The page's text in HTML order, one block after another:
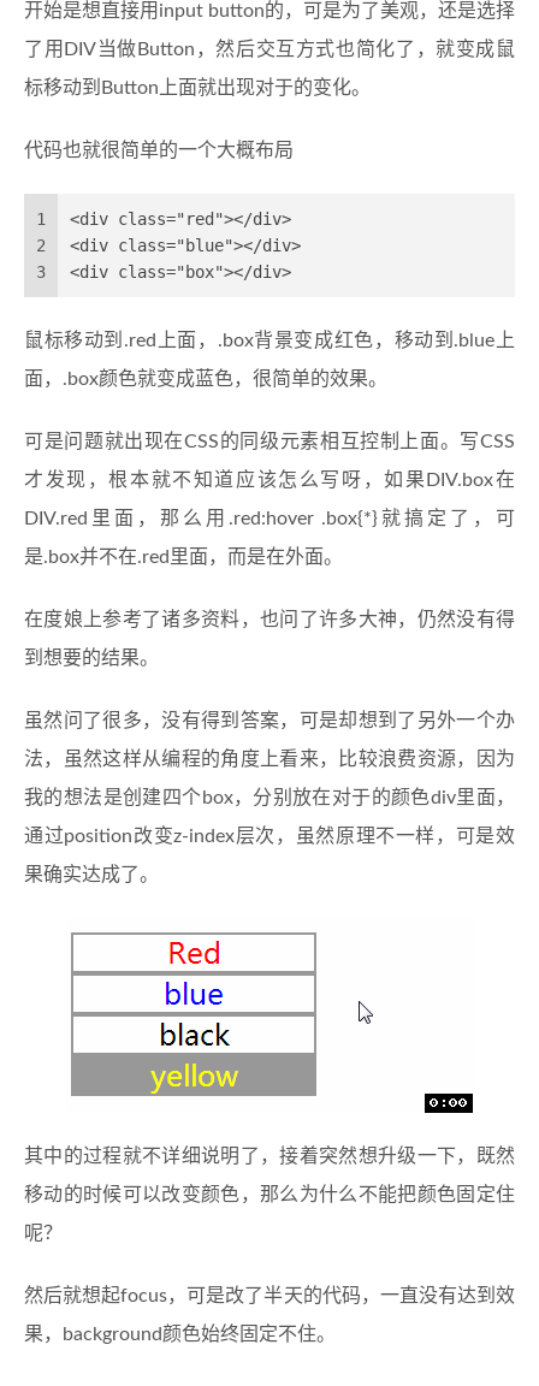
开始是想直接用input button的，可是为了美观，还是选择
了用DIV当做Button，然后交互方式也简化了，就变成鼠
标移动到Button上面就出现对于的变化。
代码也就很简单的一个大概布局
1
2
3
<div class="red"></div>
<div class="blue"></div>
<div class="box"></div>
鼠标移动到.red上面，.box背景变成红色，移动到.blue上
面，.box颜色就变成蓝色，很简单的效果。
可是问题就出现在CSS的同级元素相互控制上面。写CSS
才发现，根本就不知道应该怎么写呀，如果DIV.box在
DIV.red里面，那么用.red:hover .box{*}就搞定了，可
是.box并不在.red里面，而是在外面。
在度娘上参考了诸多资料，也问了许多大神，仍然没有得
到想要的结果。
虽然问了很多，没有得到答案，可是却想到了另外一个办
法，虽然这样从编程的角度上看来，比较浪费资源，因为
我的想法是创建四个box，分别放在对于的颜色div里面，
通过position改变z-index层次，虽然原理不一样，可是效
果确实达成了。
其中的过程就不详细说明了，接着突然想升级一下，既然
移动的时候可以改变颜色，那么为什么不能把颜色固定住
呢？
然后就想起focus，可是改了半天的代码，一直没有达到效
果，background颜色始终固定不住。